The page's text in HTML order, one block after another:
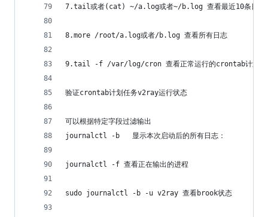
7.tail或者(cat) ~/a.log或者~/b.log 查看最近10条日志
8.more /root/a.log或者/b.log 查看所有日志
9.tail -f /var/log/cron 查看正常运行的crontab计划任
验证crontab计划任务v2ray运行状态
可以根据特定字段过滤输出
journalctl -b   显示本次启动后的所有日志：
journalctl -f 查看正在输出的进程
sudo journalctl -b -u v2ray 查看brook状态